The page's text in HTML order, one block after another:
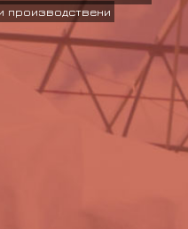
производствени